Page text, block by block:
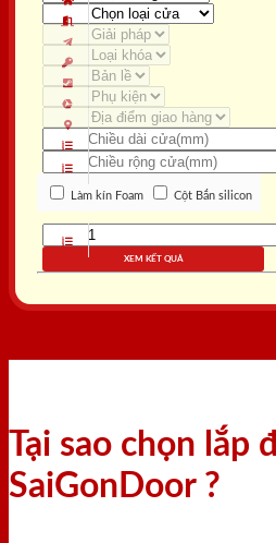
Làm kín Foam Cột Bắn silicon
XEM KẾT QUẢ
Tại sao chọn lắp
SaiGonDoor ?